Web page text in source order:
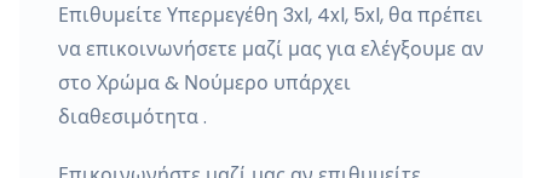
Επιθυμείτε Υπερμεγέθη 3xl, 4xl, 5xl, θα πρέπει
να επικοινωνήσετε μαζί μας για ελέγξουμε αν
στο Χρώμα & Νούμερο υπάρχει
διαθεσιμότητα .